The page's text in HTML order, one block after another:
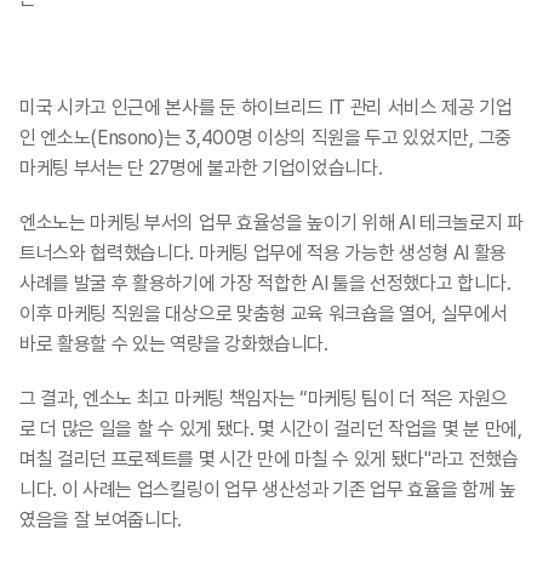
미국 시카고 인근에 본사를 둔 하이브리드 IT 관리 서비스 제공 기업
인 엔소노(Ensono)는 3,400명 이상의 직원을 두고 있었지만, 그중
마케팅 부서는 단 27명에 불과한 기업이었습니다. ​
엔소노는 마케팅 부서의 업무 효율성을 높이기 위해 AI 테크놀로지 파
트너스와 협력했습니다. 마케팅 업무에 적용 가능한 생성형 AI 활용
사례를 발굴 후 활용하기에 가장 적합한 AI 툴을 선정했다고 합니다.
이후 마케팅 직원을 대상으로 맞춤형 교육 워크숍을 열어, 실무에서
바로 활용할 수 있는 역량을 강화했습니다.​
그 결과, 엔소노 최고 마케팅 책임자는 “마케팅 팀이 더 적은 자원으
로 더 많은 일을 할 수 있게 됐다. 몇 시간이 걸리던 작업을 몇 분 만에,
며칠 걸리던 프로젝트를 몇 시간 만에 마칠 수 있게 됐다"라고 전했습
니다. 이 사례는 업스킬링이 업무 생산성과 기존 업무 효율을 함께 높
였음을 잘 보여줍니다.​​​